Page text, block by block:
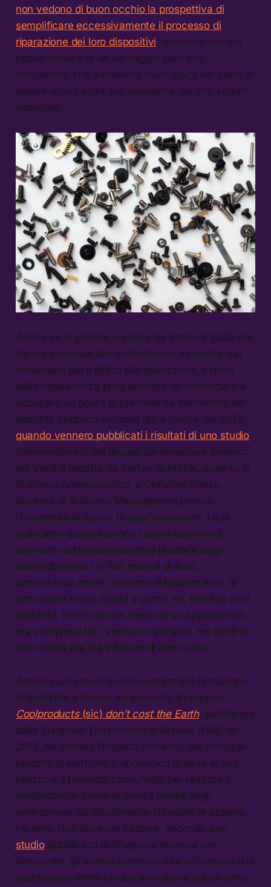
non vedono di buon occhio la prospettiva di
semplificare eccessivamente il processo di
riparazione dei loro dispositivi , temendo che ciò
possa tradursi in un vantaggio per i loro
competitor, che avrebbero buon gioco nel porre in
essere azioni volte alla violazione dei loro segreti
industriali.
Anche se la politica europea ha atteso il 2020 per
fornire sostanza alle sollecitazioni avanzate dai
movimenti per il diritto alla riparazione, il tema
dell’obsolescenza programmata ha cominciato a
occupare un posto di preminenza nell’ambito del
dibattito pubblico europeo già a partire dal 2013,
quando vennero pubblicati i risultati di uno studio
commissionato dal gruppo parlamentare tedesco
dei Verdi e redatto da Stefan Schridde, esperto in
Business Administration, e Christian Kreiss,
docente di Business Management presso
l’Università di Aalen. In quell’occasione, i due
ricercatori quantificarono i danni economici
derivanti dall’invecchiamento precoce degli
elettrodomestici in 100 miliardi di euro,
dimostrando come, nell’arco di quarant’anni, la
loro durata fosse calata a picco: se, fino agli anni
Settanta, il ciclo di vita medio di un apparecchio
era compreso tra i venti e i trent’anni, nel 2013 la
loro durata era già inferiore di dieci volte.
Analisi successive hanno confermato l’intuizione
di Schridde e Kreiss: ad esempio, il rapporto
Coolproducts (sic) don’t cost the Earth, pubblicato
dallo European Environmental Bureau (EEB) nel
2019, ha stimato l’impatto climatico dei principali
prodotti di elettronica domestica in base al loro
utilizzo e all’energia consumata per realizzarli,
evidenziando come la durata media degli
smartphone sia attualmente stimabile in appena
tre anni. Non dovesse bastare, secondo uno
studiopubblicato dall’Agenzia tedesca per
l’ambiente, gli elettrodomestici che richiedono una
sostituzione entro cinque anni dall’acquisto sono